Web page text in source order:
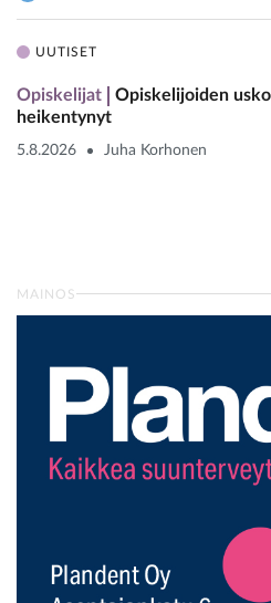
UUTISET
Opiskelijat
Opiskelijoiden
heikentynyt
5.8.2026 Juha Korhonen
MAINOS